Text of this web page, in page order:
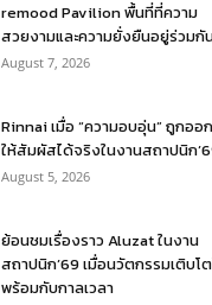
remood Pavilion พื้นที่ที่ความ
สวยงามและความยั่งยืนอยู่ร่วมกั
August 7, 2026
Rinnai เมื่อ “ความอบอุ่น” ถูกออ
ให้สัมผัสได้จริงในงานสถาปนิก
August 5, 2026
ย้อนชมเรื่องราว Aluzat ในงาน
สถาปนิก’69 เมื่อนวัตกรรมเติบโ
พร้อมกับกาลเวลา